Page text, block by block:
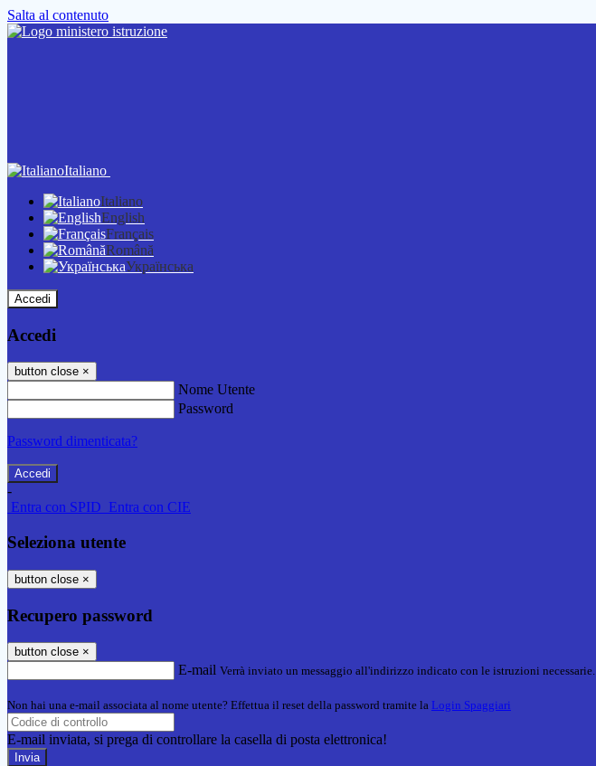
Salta al contenuto
Italiano
Italiano
English
Français
Română
Українська
Accedi
Accedi
button close ×
Nome Utente
Password
Password dimenticata?
-
Entra con SPID Entra con CIE
Seleziona utente
button close ×
Recupero password
button close ×
E-mail Verrà inviato un messaggio all'indirizzo indicato con le istruzioni necessarie.
Non hai una e-mail associata al nome utente? Effettua il reset della password tramite la Login Spaggiari
E-mail inviata, si prega di controllare la casella di posta elettronica!